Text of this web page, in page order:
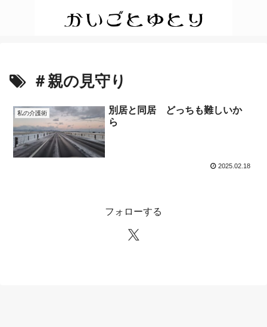
＃親の見守り
私の介護術
別居と同居 どっちも難しいか
ら
2025.02.18
フォローする